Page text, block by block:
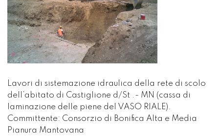
Lavori di sistemazione idraulica della rete di scolo
dell’abitato di Castiglione d/St .- MN (cassa di
laminazione delle piene del VASO RIALE).
Committente: Consorzio di Bonifica Alta e Media
Pianura Mantovana